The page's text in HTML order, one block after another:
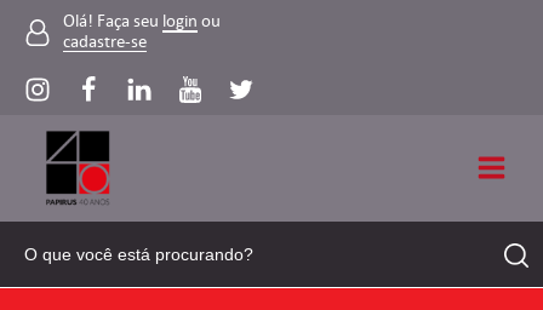
Olá! Faça seu login ou
cadastre-se